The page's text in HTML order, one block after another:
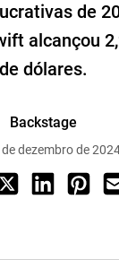
de
alcançou
de dólares.
Backstage
dezembro de